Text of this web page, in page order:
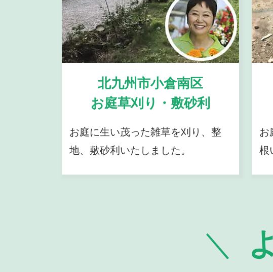
北九州市小倉南区
お庭草刈り・敷砂利
お庭に生い茂った雑草を刈り、整
地、敷砂利いたしました。
お
根